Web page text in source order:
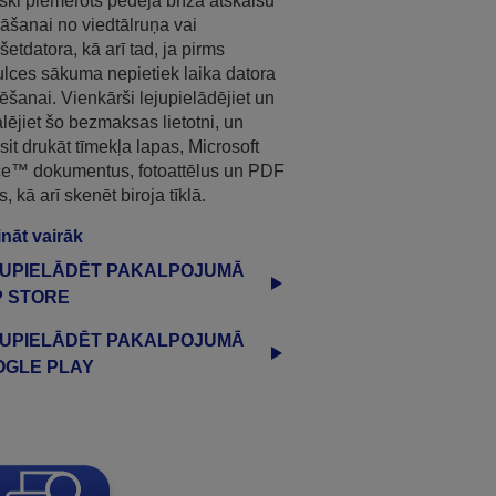
no viedtālruņa vai
kā arī tad, ja pirms
sākuma nepietiek laika datora
Vienkārši lejupielādējiet un
šo bezmaksas lietotni, un
drukāt tīmekļa lapas, Microsoft
dokumentus, fotoattēlus un PDF
kā arī skenēt biroja tīklā.
vairāk
PAKALPOJUMĀ
STORE
PAKALPOJUMĀ
PLAY